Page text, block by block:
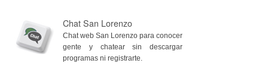
Chat San Lorenzo
Chat web San Lorenzo para conocer
gente y chatear sin descargar
programas ni registrarte.